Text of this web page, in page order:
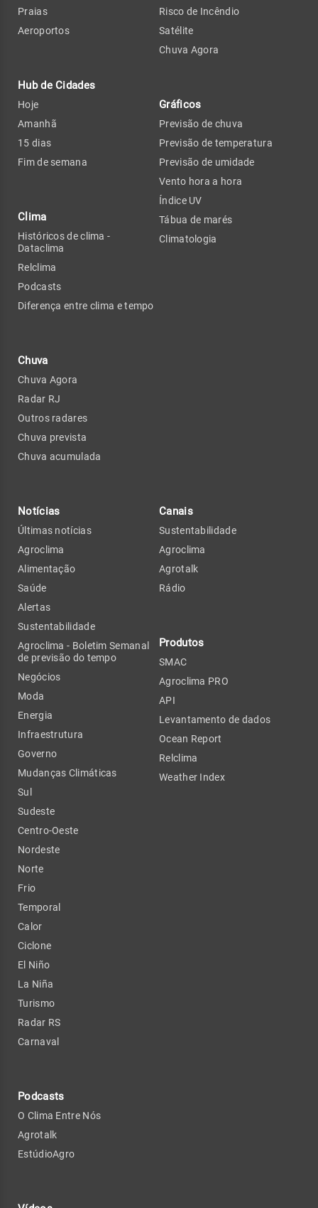
Praias
Aeroportos
Hub de Cidades
Hoje
Amanhã
15 dias
Fim de semana
Clima
Históricos de clima -
Dataclima
Relclima
Podcasts
Diferença entre clima e tempo
Chuva
Chuva Agora
Radar RJ
Outros radares
Chuva prevista
Chuva acumulada
Risco de Incêndio
Satélite
Chuva Agora
Gráficos
Previsão de chuva
Previsão de temperatura
Previsão de umidade
Vento hora a hora
Índice UV
Tábua de marés
Climatologia
Notícias
Últimas notícias
Agroclima
Alimentação
Saúde
Alertas
Sustentabilidade
Agroclima - Boletim Semanal
de previsão do tempo
Negócios
Moda
Energia
Infraestrutura
Governo
Mudanças Climáticas
Sul
Sudeste
Centro-Oeste
Nordeste
Norte
Frio
Temporal
Calor
Ciclone
El Niño
La Niña
Turismo
Radar RS
Carnaval
Podcasts
O Clima Entre Nós
Agrotalk
EstúdioAgro
Canais
Sustentabilidade
Agroclima
Agrotalk
Rádio
Produtos
SMAC
Agroclima PRO
API
Levantamento de dados
Ocean Report
Relclima
Weather Index